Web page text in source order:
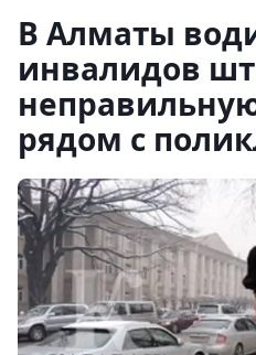
В Алматы
инвалидов
рядом с